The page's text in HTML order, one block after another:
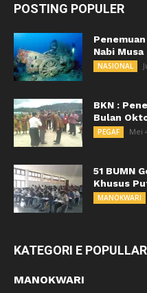
POSTING POPULER
Nabi
NASIONAL
BKN :
Bulan
PEGAF Mei
51 BUMN
Khusus
MANOKWARI
KATEGORI E
MANOKWARI